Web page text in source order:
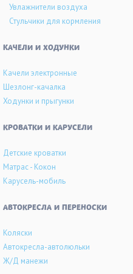
Увлажнители воздуха
Стульчики для кормления
KАЧЕЛИ И ХОДУНКИ
Качели электронные
Шезлонг-качалка
Ходунки и прыгунки
КРОВАТКИ И КАРУСЕЛИ
Детские кроватки
Матрас - Кокон
Карусель-мобиль
АВТОКРЕСЛА И ПЕРЕНОСКИ
Коляски
Автокресла-автолюльки
Ж/Д манежи